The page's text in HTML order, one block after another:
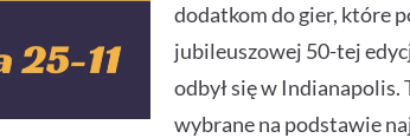
dodatkom do gier, które
jubileuszowej 50-tej
odbył się w Indianapolis.
wybrane na podstawie